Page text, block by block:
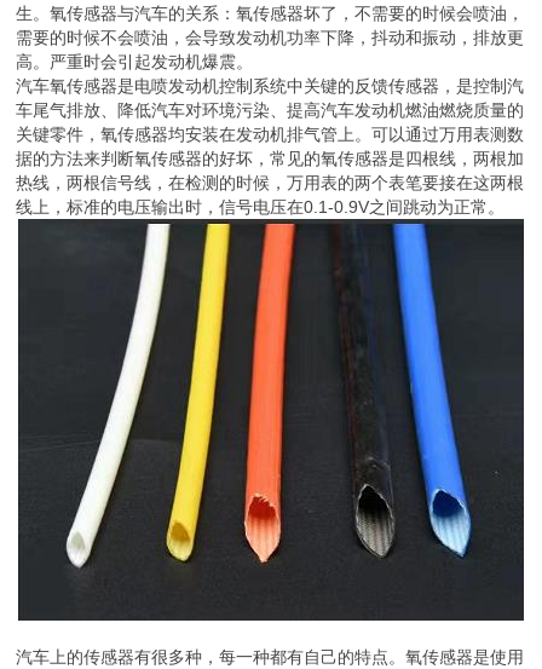
生。氧传感器与汽车的关系：氧传感器坏了，不需要的时候会喷油，
需要的时候不会喷油，会导致发动机功率下降，抖动和振动，排放更
高。严重时会引起发动机爆震。
汽车氧传感器是电喷发动机控制系统中关键的反馈传感器，是控制汽
车尾气排放、降低汽车对环境污染、提高汽车发动机燃油燃烧质量的
关键零件，氧传感器均安装在发动机排气管上。可以通过万用表测数
据的方法来判断氧传感器的好坏，常见的氧传感器是四根线，两根加
热线，两根信号线，在检测的时候，万用表的两个表笔要接在这两根
线上，标准的电压输出时，信号电压在0.1-0.9V之间跳动为正常。
汽车上的传感器有很多种，每一种都有自己的特点。氧传感器是使用